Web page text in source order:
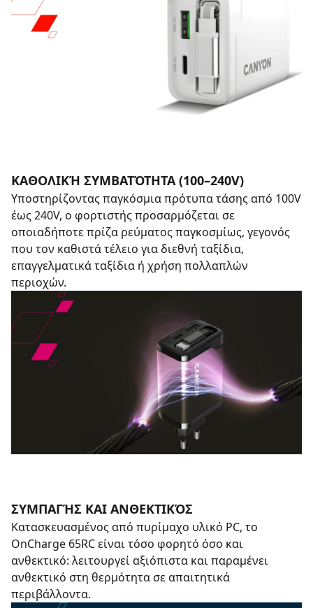
ΚΑΘΟΛΙΚΉ ΣΥΜΒΑΤΌΤΗΤΑ (100–240V)
Υποστηρίζοντας παγκόσμια πρότυπα τάσης από 100V
έως 240V, ο φορτιστής προσαρμόζεται σε
οποιαδήποτε πρίζα ρεύματος παγκοσμίως, γεγονός
που τον καθιστά τέλειο για διεθνή ταξίδια,
επαγγελματικά ταξίδια ή χρήση πολλαπλών
περιοχών.
ΣΥΜΠΑΓΉΣ ΚΑΙ ΑΝΘΕΚΤΙΚΌΣ
Κατασκευασμένος από πυρίμαχο υλικό PC, το
OnCharge 65RC είναι τόσο φορητό όσο και
ανθεκτικό: λειτουργεί αξιόπιστα και παραμένει
ανθεκτικό στη θερμότητα σε απαιτητικά
περιβάλλοντα.